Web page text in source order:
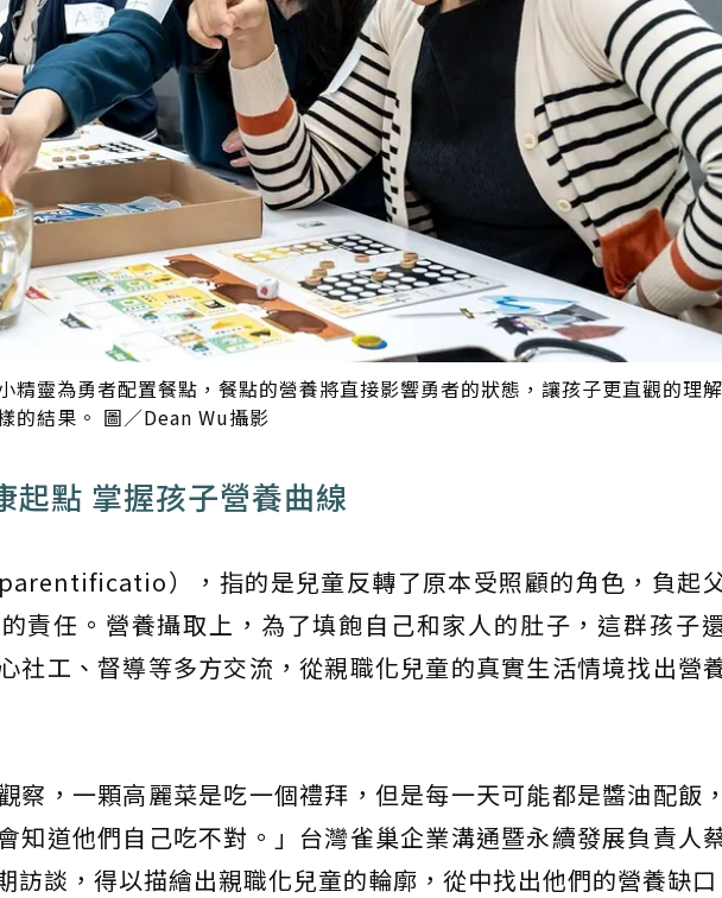
精靈為勇者配置餐點，餐點的營養將直接影響勇者的狀態，讓孩子更直觀的理
的結果。 圖／Dean Wu攝影
起點 掌握孩子營養曲線
），指的是兒童反轉了原本受照顧的角色，負起
責任。營養攝取上，為了填飽自己和家人的肚子，這群孩子
社工、督導等多方交流，從親職化兒童的真實生活情境找出營
察，一顆高麗菜是吃一個禮拜，但是每一天可能都是醬油配飯
知道他們自己吃不對。」台灣雀巢企業溝通暨永續發展負責人
訪談，得以描繪出親職化兒童的輪廓，從中找出他們的營養缺